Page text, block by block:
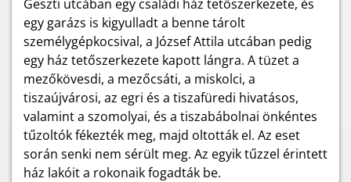
Geszti utcában egy családi ház tetőszerkezete, és
egy garázs is kigyulladt a benne tárolt
személygépkocsival, a József Attila utcában pedig
egy ház tetőszerkezete kapott lángra. A tüzet a
mezőkövesdi, a mezőcsáti, a miskolci, a
tiszaújvárosi, az egri és a tiszafüredi hivatásos,
valamint a szomolyai, és a tiszabábolnai önkéntes
tűzoltók fékezték meg, majd oltották el. Az eset
során senki nem sérült meg. Az egyik tűzzel érintett
ház lakóit a rokonaik fogadták be.